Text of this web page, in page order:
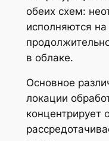
обеих схем:
исполняются
в облаке.
Основное
локации
концентрирует